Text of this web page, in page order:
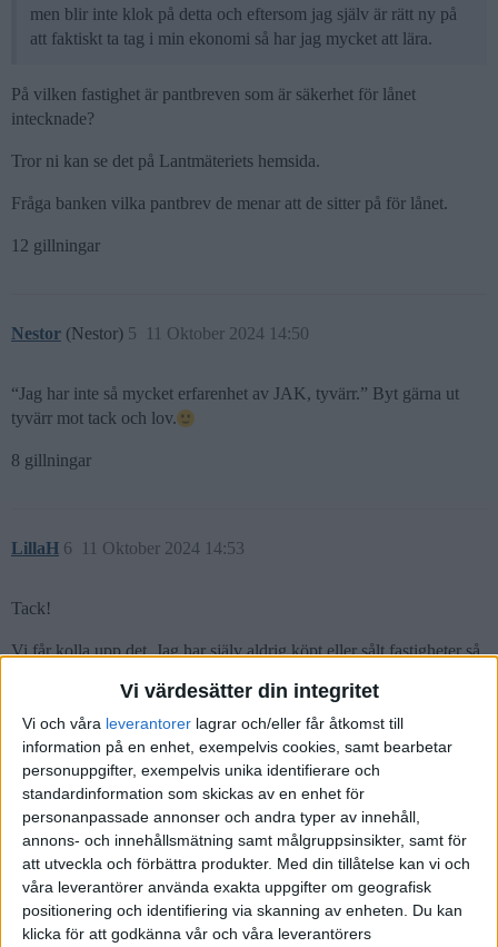
Vi värdesätter din integritet
Vi och våra leverantorer lagrar och/eller får åtkomst till
information på en enhet, exempelvis cookies, samt bearbetar
personuppgifter, exempelvis unika identifierare och
standardinformation som skickas av en enhet för
personanpassade annonser och andra typer av innehåll,
annons- och innehållsmätning samt målgruppsinsikter, samt för
att utveckla och förbättra produkter. Med din tillåtelse kan vi och
våra leverantörer använda exakta uppgifter om geografisk
positionering och identifiering via skanning av enheten. Du kan
klicka för att godkänna vår och våra leverantörers
men blir inte klok på detta och eftersom jag själv är rätt ny på
att faktiskt ta tag i min ekonomi så har jag mycket att lära.
På vilken fastighet är pantbreven som är säkerhet för lånet
intecknade?
Tror ni kan se det på Lantmäteriets hemsida.
Fråga banken vilka pantbrev de menar att de sitter på för lånet.
12 gillningar
Nestor (Nestor) 11 Oktober 2024 14:50
5
“Jag har inte så mycket erfarenhet av JAK, tyvärr.” Byt gärna ut
tyvärr mot tack och lov.
8 gillningar
LillaH 11 Oktober 2024 14:53
6
Tack!
Vi får kolla upp det. Jag har själv aldrig köpt eller sålt fastigheter så
I det svar hennes “jättetrevliga bankman” har skrivit så står det bara
beteckningen på hennes gamla fastighet, men jag vet ju att hon tagit
ut pantbrev på den nya fastigheten.
Jag har nu tagit kontakt med en av de oberoende ekonomiska
rådgivarna från listan som Jan delade. Hoppas att han kan hjälpa
oss!
2 gillningar